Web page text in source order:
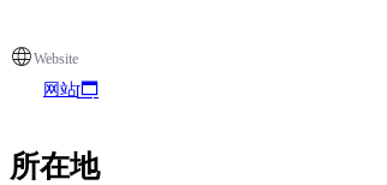
Website
网站
所在地